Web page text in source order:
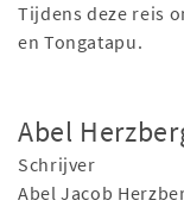
Tijdens deze reis
en Tongatapu.
Abel
Schrijver
Abel Jacob